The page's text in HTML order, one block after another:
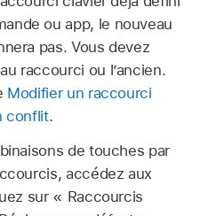
ou app, le nouveau
pas. Vous devez
raccourci ou l’ancien.
Modifier un raccourci
conflit.
de touches par
accédez aux
sur « Raccourcis